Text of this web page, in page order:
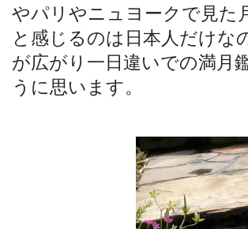
やパリやニュヨークで見た
と感じるのは日本人だけな
が広がり一日違いでの満月
うに思います。